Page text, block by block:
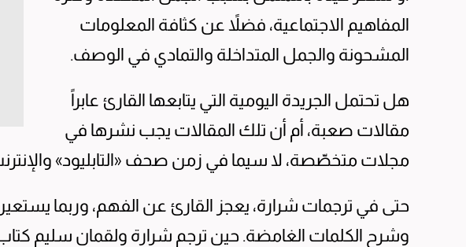
المفاهيم الاجتماعية، فضلاً عن كثافة المعلومات
المشحونة والجمل المتداخلة والتمادي في الوصف.
هل تحتمل الجريدة اليومية التي يتابعها القارئ عابراً
مقالات صعبة، أم أن تلك المقالات يجب نشرها في
مجلات متخصّصة، لا سيما في زمن صحف «التابليود»
حتى في ترجمات شرارة، يعجز القارئ عن الفهم، وربما
وشرح الكلمات الغامضة. حين ترجم شرارة ولقمان سليم